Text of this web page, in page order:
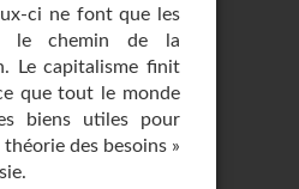
ci ne font que les
le chemin de la
Le capitalisme finit
que tout le monde
biens utiles pour
des besoins »